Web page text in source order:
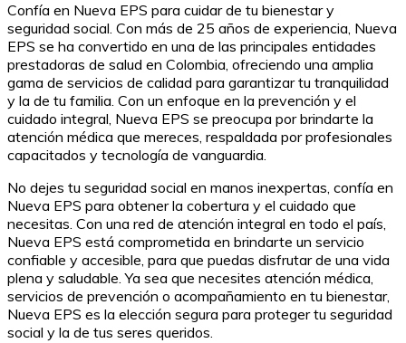
Confía en Nueva EPS para cuidar de tu bienestar y
seguridad social. Con más de 25 años de experiencia, Nueva
EPS se ha convertido en una de las principales entidades
prestadoras de salud en Colombia, ofreciendo una amplia
gama de servicios de calidad para garantizar tu tranquilidad
y la de tu familia. Con un enfoque en la prevención y el
cuidado integral, Nueva EPS se preocupa por brindarte la
atención médica que mereces, respaldada por profesionales
capacitados y tecnología de vanguardia.
No dejes tu seguridad social en manos inexpertas, confía en
Nueva EPS para obtener la cobertura y el cuidado que
necesitas. Con una red de atención integral en todo el país,
Nueva EPS está comprometida en brindarte un servicio
confiable y accesible, para que puedas disfrutar de una vida
plena y saludable. Ya sea que necesites atención médica,
servicios de prevención o acompañamiento en tu bienestar,
Nueva EPS es la elección segura para proteger tu seguridad
social y la de tus seres queridos.